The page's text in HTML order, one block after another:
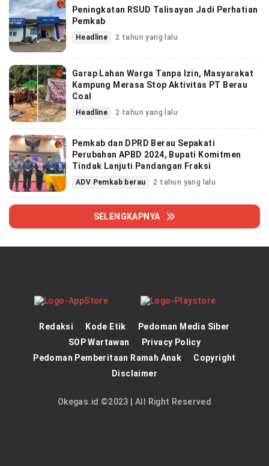
Peningkatan RSUD Talisayan Jadi Perhatian
Pemkab
Headline 2 tahun yang lalu
Garap Lahan Warga Tanpa Izin, Masyarakat
Kampung Merasa Stop Aktivitas PT Berau
Coal
Headline 2 tahun yang lalu
Pemkab dan DPRD Berau Sepakati
Perubahan APBD 2024, Bupati Komitmen
Tindak Lanjuti Pandangan Fraksi
ADV Pemkab berau 2 tahun yang lalu
SELENGKAPNYA
Redaksi Kode Etik
Pedoman Media Siber
SOP Wartawan
Privacy Policy
Pedoman Pemberitaan Ramah Anak
Copyright
Disclaimer
Okegas.id ©2023 | All Right Reserved